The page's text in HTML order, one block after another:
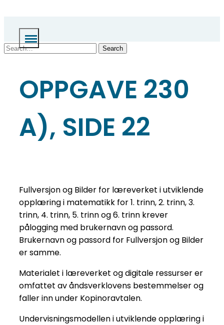
content
Search
OPPGAVE 230
A), SIDE 22
Fullversjon og Bilder for læreverket i utviklende
opplæring i matematikk for 1. trinn, 2. trinn, 3.
trinn, 4. trinn, 5. trinn og 6. trinn krever
pålogging med brukernavn og passord.
Brukernavn og passord for Fullversjon og Bilder
er samme.
Materialet i læreverket og digitale ressurser er
omfattet av åndsverklovens bestemmelser og
faller inn under Kopinoravtalen.
Undervisningsmodellen i utviklende opplæring i